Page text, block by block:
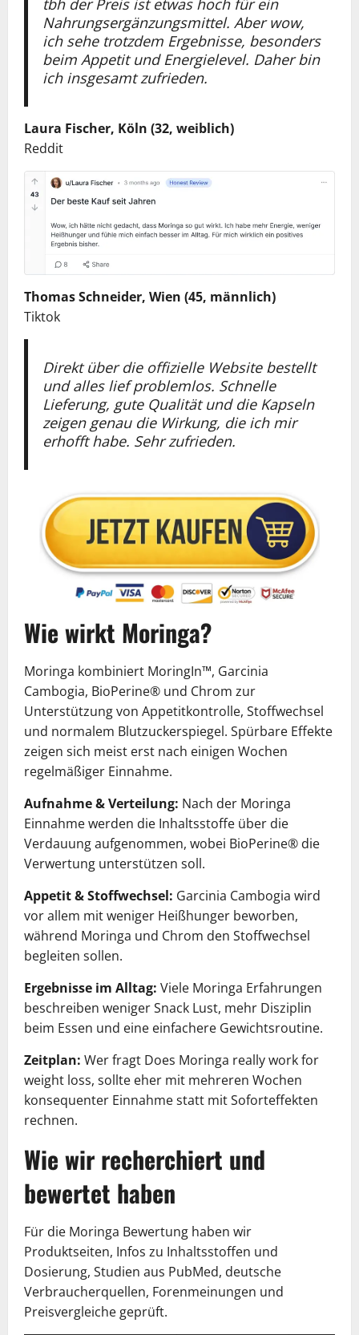
tbh der Preis ist etwas hoch für ein
Nahrungsergänzungsmittel. Aber wow,
ich sehe trotzdem Ergebnisse, besonders
beim Appetit und Energielevel. Daher bin
ich insgesamt zufrieden.
Laura Fischer, Köln (32, weiblich)
Reddit
Thomas Schneider, Wien (45, männlich)
Tiktok
Direkt über die offizielle Website bestellt
und alles lief problemlos. Schnelle
Lieferung, gute Qualität und die Kapseln
zeigen genau die Wirkung, die ich mir
erhofft habe. Sehr zufrieden.
Wie wirkt Moringa?
Moringa kombiniert MoringIn™, Garcinia
Cambogia, BioPerine® und Chrom zur
Unterstützung von Appetitkontrolle, Stoffwechsel
und normalem Blutzuckerspiegel. Spürbare Effekte
zeigen sich meist erst nach einigen Wochen
regelmäßiger Einnahme.
Aufnahme & Verteilung: Nach der Moringa
Einnahme werden die Inhaltsstoffe über die
Verdauung aufgenommen, wobei BioPerine® die
Verwertung unterstützen soll.
Appetit & Stoffwechsel: Garcinia Cambogia wird
vor allem mit weniger Heißhunger beworben,
während Moringa und Chrom den Stoffwechsel
begleiten sollen.
Ergebnisse im Alltag: Viele Moringa Erfahrungen
beschreiben weniger Snack Lust, mehr Disziplin
beim Essen und eine einfachere Gewichtsroutine.
Zeitplan: Wer fragt Does Moringa really work for
weight loss, sollte eher mit mehreren Wochen
konsequenter Einnahme statt mit Soforteffekten
rechnen.
Wie wir recherchiert und
bewertet haben
Für die Moringa Bewertung haben wir
Produktseiten, Infos zu Inhaltsstoffen und
Dosierung, Studien aus PubMed, deutsche
Verbraucherquellen, Forenmeinungen und
Preisvergleiche geprüft.